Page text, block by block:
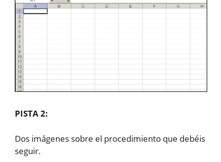
PISTA 2:
Dos imágenes sobre el procedimiento que debéis
seguir.